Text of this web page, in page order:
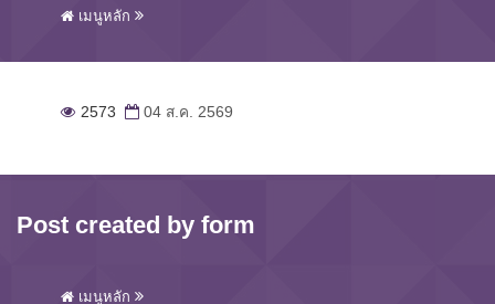
เมนูหลัก
2573 04 ส.ค. 2569
Post created by form
เมนูหลัก